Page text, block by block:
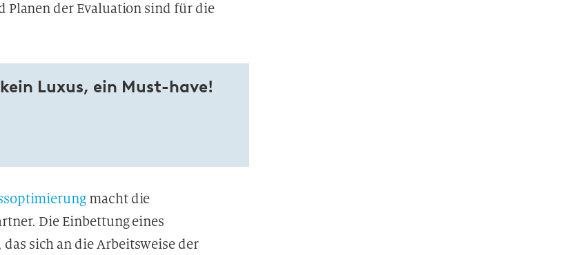
der Evaluation sind für die
Luxus, ein Must-have!
macht die
Die Einbettung eines
sich an die Arbeitsweise der